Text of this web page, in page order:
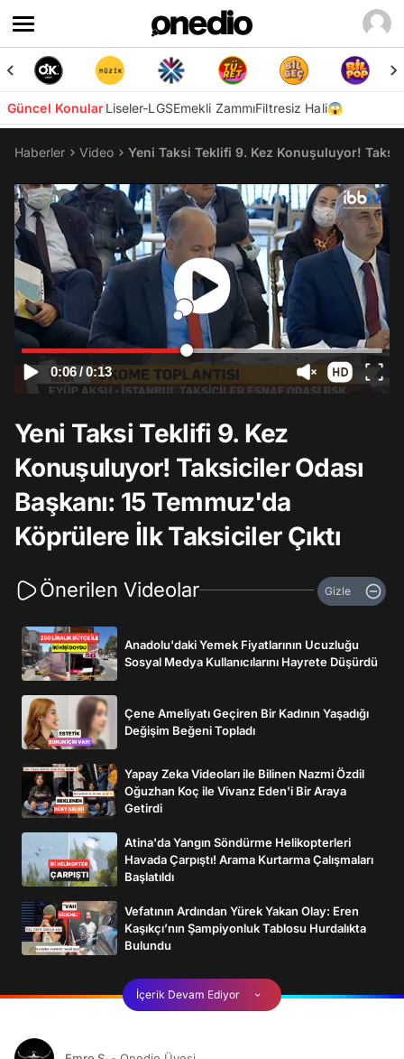
Güncel KonularLiseler-LGSEmekli ZammıFiltresiz Hali😱
Haberler Video Yeni Taksi Teklifi 9. Kez Konuşuluyor!
0:06/0:13
Yeni Taksi Teklifi 9. Kez
Konuşuluyor! Taksiciler Odası
Başkanı: 15 Temmuz'da
Köprülere İlk Taksiciler Çıktı
Önerilen Videolar Gizle
Anadolu'daki Yemek Fiyatlarının Ucuzluğu
Sosyal Medya Kullanıcılarını Hayrete Düşürdü
Çene Ameliyatı Geçiren Bir Kadının Yaşadığı
Değişim Beğeni Topladı
Yapay Zeka Videoları ile Bilinen Nazmi Özdil
Oğuzhan Koç ile Vivanz Eden'i Bir Araya
Getirdi
Atina'da Yangın Söndürme Helikopterleri
Havada Çarpıştı! Arama Kurtarma Çalışmaları
Başlatıldı
Vefatının Ardından Yürek Yakan Olay: Eren
Kaşıkçı’nın Şampiyonluk Tablosu Hurdalıkta
Bulundu
İçerik Devam Ediyor